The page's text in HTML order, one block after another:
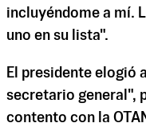
incluyéndome a mí.
uno en su lista".
El presidente elogió
secretario general",
contento con la